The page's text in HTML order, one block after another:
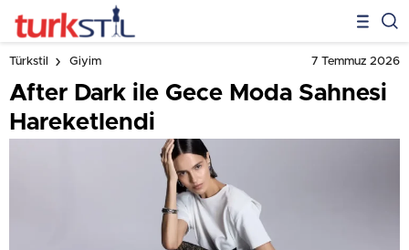
Türkstil Giyim 7 Temmuz 2026
After Dark ile Gece Moda Sahnesi
Hareketlendi